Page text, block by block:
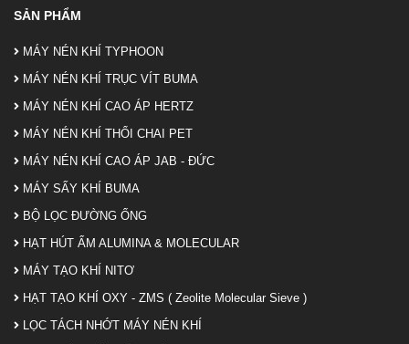
SẢN PHẨM
MÁY NÉN KHÍ TYPHOON
MÁY NÉN KHÍ TRỤC VÍT BUMA
MÁY NÉN KHÍ CAO ÁP HERTZ
MÁY NÉN KHÍ THỔI CHAI PET
MÁY NÉN KHÍ CAO ÁP JAB - ĐỨC
MÁY SẤY KHÍ BUMA
BỘ LỌC ĐƯỜNG ỐNG
HẠT HÚT ẨM ALUMINA & MOLECULAR
MÁY TẠO KHÍ NITƠ
HẠT TẠO KHÍ OXY - ZMS ( Zeolite Molecular Sieve )
LỌC TÁCH NHỚT MÁY NÉN KHÍ